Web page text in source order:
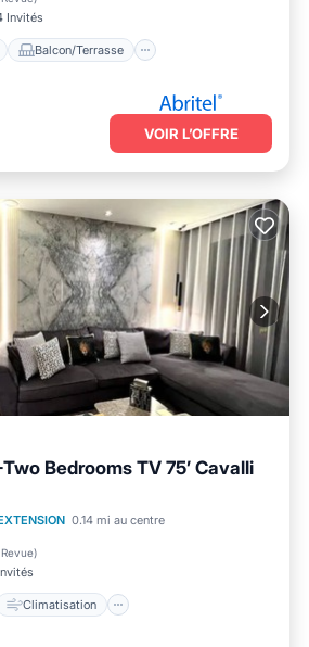
Invités
Balcon/Terrasse
VOIR L’OFFRE
Bedrooms TV 75’ Cavalli
0.14 mi au centre
Revue)
Climatisation
Climatisation
Adapté aux enfants